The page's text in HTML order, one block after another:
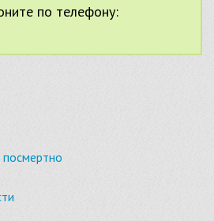
по телефону:
посмертно